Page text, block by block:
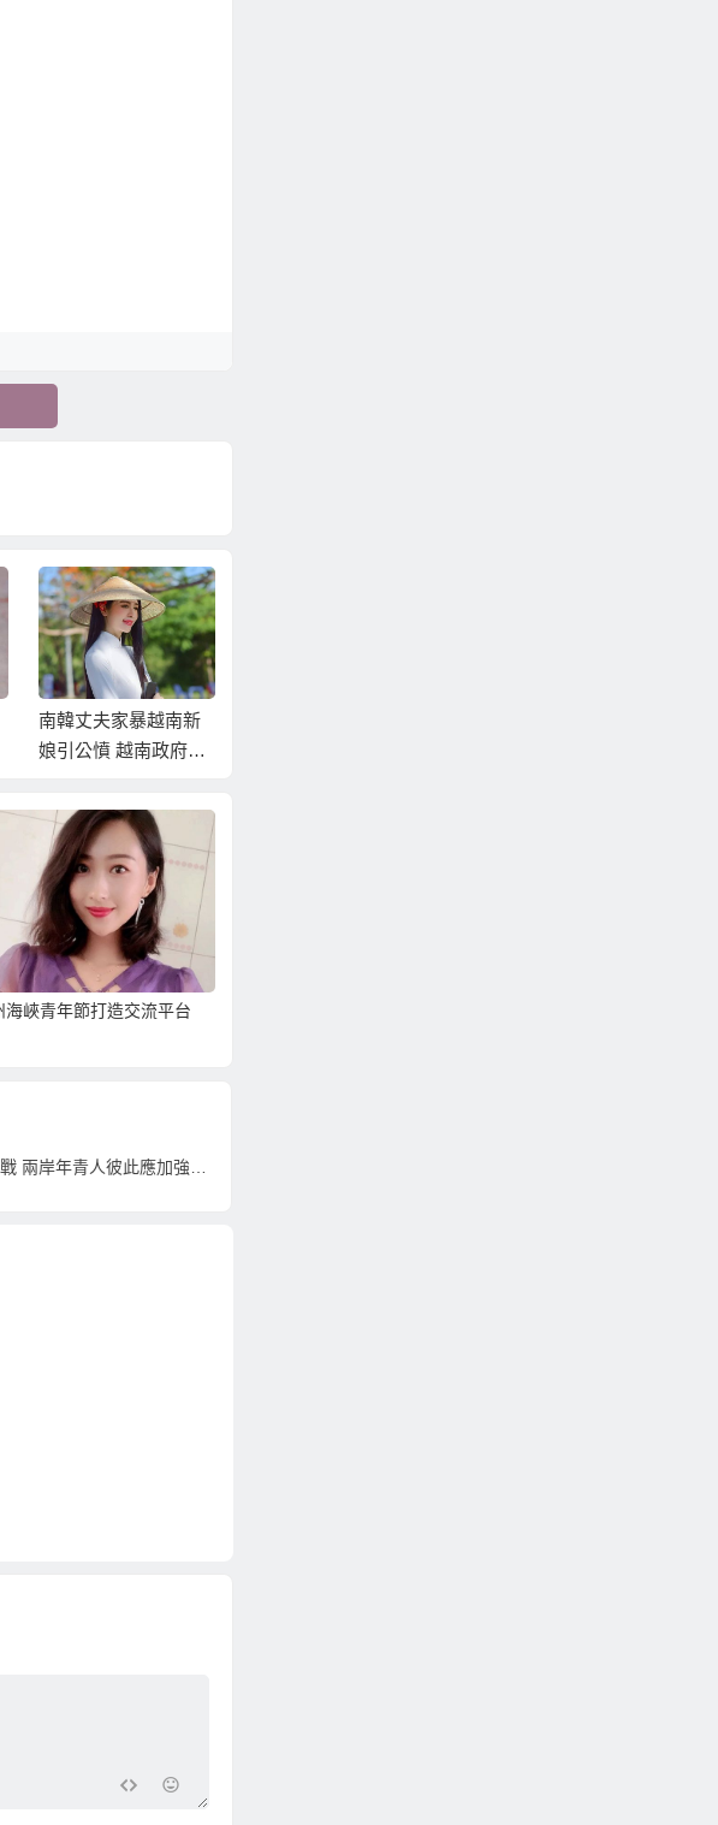
南韓丈夫家暴越南新
娘引公憤 越南政府要
海峽青年節打造交流平台